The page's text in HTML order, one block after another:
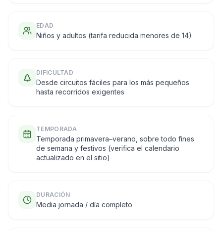
EDAD
Niños y adultos (tarifa reducida menores de 14)
DIFICULTAD
Desde circuitos fáciles para los más pequeños
hasta recorridos exigentes
TEMPORADA
Temporada primavera–verano, sobre todo fines
de semana y festivos (verifica el calendario
actualizado en el sitio)
DURACIÓN
Media jornada / día completo